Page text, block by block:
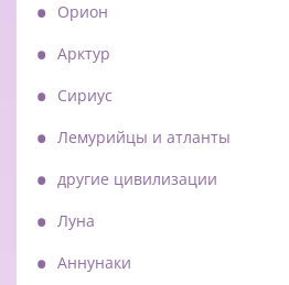
Орион
Арктур
Сириус
Лемурийцы и атланты
другие цивилизации
Луна
Аннунаки